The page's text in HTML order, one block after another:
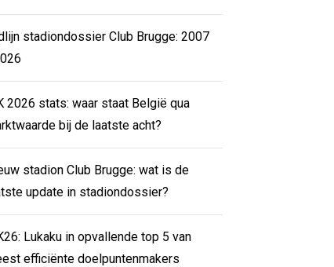
stadiondossier Club Brugge: 2007
2026 stats: waar staat België qua
bij de laatste acht?
stadion Club Brugge: wat is de
update in stadiondossier?
Lukaku in opvallende top 5 van
efficiënte doelpuntenmakers